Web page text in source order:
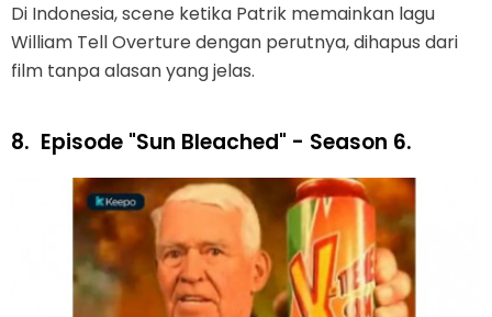
Di Indonesia, scene ketika Patrik memainkan lagu
William Tell Overture dengan perutnya, dihapus dari
film tanpa alasan yang jelas.
8. Episode "Sun Bleached" - Season 6.